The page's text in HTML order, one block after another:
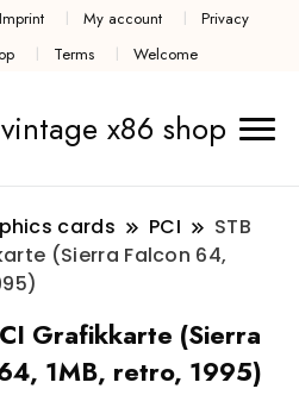
Imprint My account
Privacy
Terms Welcome
x86 shop
cards PCI
STB
(Sierra Falcon 64,
Grafikkarte (Sierra
1MB, retro, 1995)